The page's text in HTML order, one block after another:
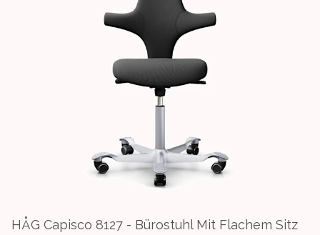
HÅG Capisco 8127 - Bürostuhl Mit Flachem Sitz